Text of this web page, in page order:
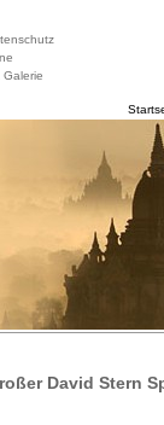
Galerie
David Stern